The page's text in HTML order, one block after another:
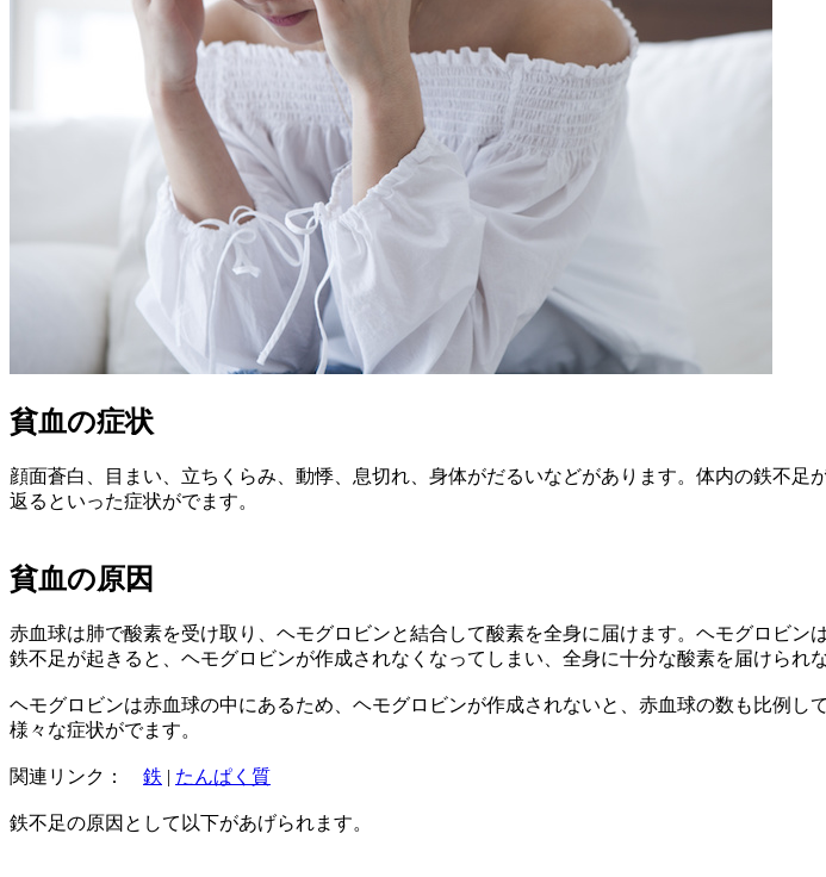
貧血の症状
顔面蒼白、目まい、立ちくらみ、動悸、息切れ、身体がだるいなどがあります。体内の鉄不
返るといった症状がでます。
貧血の原因
赤血球は肺で酸素を受け取り、ヘモグロビンと結合して酸素を全身に届けます。ヘモグロビ
鉄不足が起きると、ヘモグロビンが作成されなくなってしまい、全身に十分な酸素を届けられ
ヘモグロビンは赤血球の中にあるため、ヘモグロビンが作成されないと、赤血球の数も比例
様々な症状がでます。
関連リンク： 鉄 | たんぱく質
鉄不足の原因として以下があげられます。